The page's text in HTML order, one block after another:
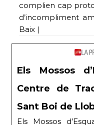
complien cap
d’incompliment
Baix |
Els Mossos
Centre de
Sant Boi de
Els Mossos